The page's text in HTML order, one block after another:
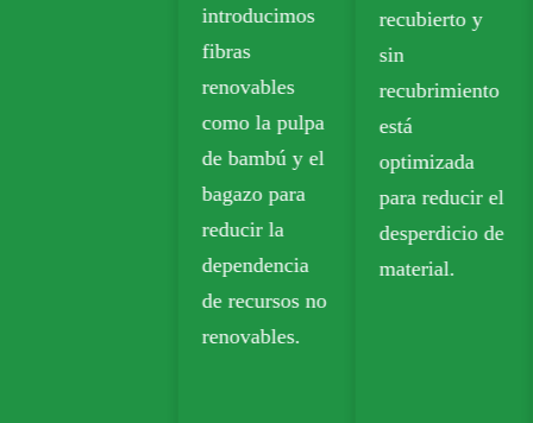
recubierto y
sin
recubrimiento
está
optimizada
para reducir el
desperdicio de
material.
biodegradable
se usa
ampliamente
en productos
para llevar,
comestibles y
envases al por
menor.